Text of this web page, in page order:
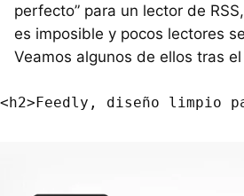
perfecto” para un lector de RSS
es imposible y pocos lectores
Veamos algunos de ellos tras